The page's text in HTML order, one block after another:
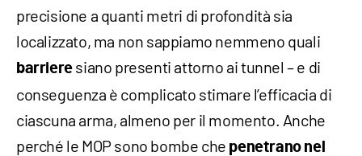
precisione a quanti metri di profondità sia
localizzato, ma non sappiamo nemmeno quali
barrieresiano presenti attorno ai tunnel – e di
conseguenza è complicato stimare l’efficacia di
ciascuna arma, almeno per il momento. Anche
perché le MOP sono bombe che penetrano nel